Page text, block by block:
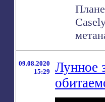
09.08.2020
15:29
Лунное